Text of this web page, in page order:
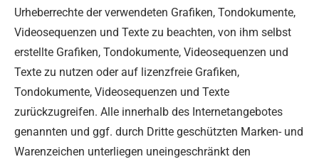
Urheberrechte der verwendeten Grafiken, Tondokumente,
Videosequenzen und Texte zu beachten, von ihm selbst
erstellte Grafiken, Tondokumente, Videosequenzen und
Texte zu nutzen oder auf lizenzfreie Grafiken,
Tondokumente, Videosequenzen und Texte
zurückzugreifen. Alle innerhalb des Internetangebotes
genannten und ggf. durch Dritte geschützten Marken- und
Warenzeichen unterliegen uneingeschränkt den